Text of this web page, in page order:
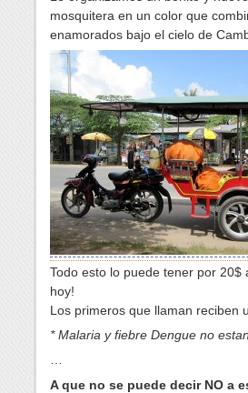
mosquitera en un color que
enamorados bajo el cielo de
Todo esto lo puede tener por
hoy!
Los primeros que llaman reciben
* Malaria y fiebre Dengue no
…
A que no se puede decir NO a